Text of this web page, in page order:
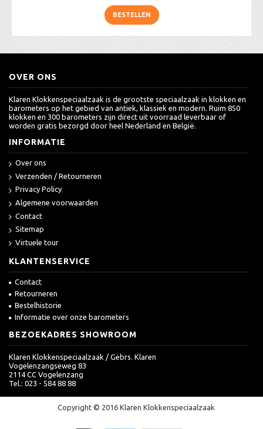
BESTELLEN
OVER ONS
Klaren Klokkenspeciaalzaak is de grootste speciaalzaak in klokken en
barometers op het gebied van antiek, klassiek en modern. Ruim 850
klokken en 300 barometers zijn direct uit voorraad leverbaar of
worden gratis bezorgd door heel Nederland en België.
INFORMATIE
Over ons
Verzenden / Retourneren
Privacy Policy
Algemene voorwaarden
Contact
Sitemap
Virtuele tour
KLANTENSERVICE
Contact
Retourneren
Bestelhistorie
Informatie over onze barometers
BEZOEKADRES SHOWROOM
Klaren Klokkenspeciaalzaak / Gebrs. Klaren
Vogelenzangseweg 83
2114 CC Vogelenzang
Tel.: 023 - 584 88 88
Copyright © 2016 Klaren Klokkenspeciaalzaak